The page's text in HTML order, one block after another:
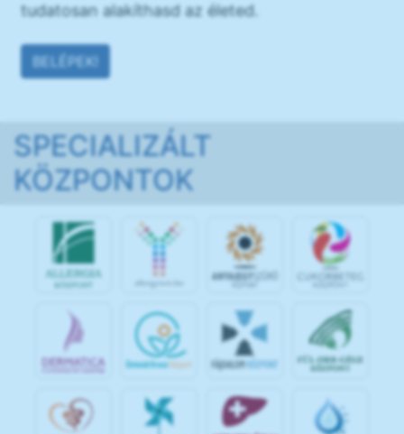
tudatosan alakíthasd az életed.
BELÉPEK!
SPECIALIZÁLT
KÖZPONTOK